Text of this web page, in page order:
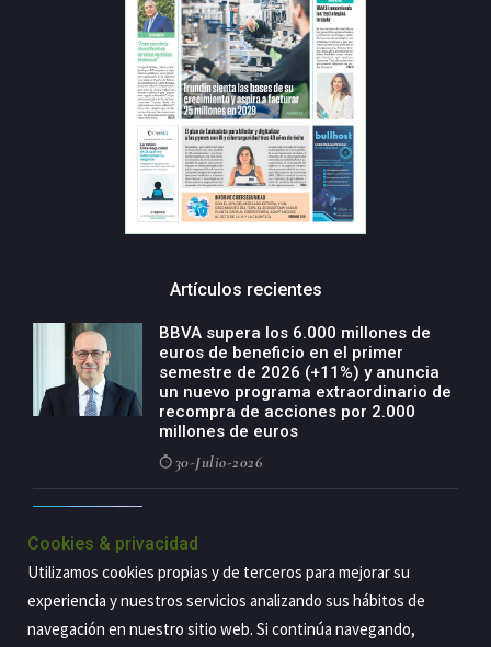
Artículos recientes
BBVA supera los 6.000 millones de
euros de beneficio en el primer
semestre de 2026 (+11%) y anuncia
un nuevo programa extraordinario de
recompra de acciones por 2.000
millones de euros
30-Julio-2026
negocio agro con un modelo global
de especialización presente en siete
países
29-Julio-2026
Cookies & privacidad
Utilizamos cookies propias y de terceros para mejorar su
experiencia y nuestros servicios analizando sus hábitos de
navegación en nuestro sitio web. Si continúa navegando,